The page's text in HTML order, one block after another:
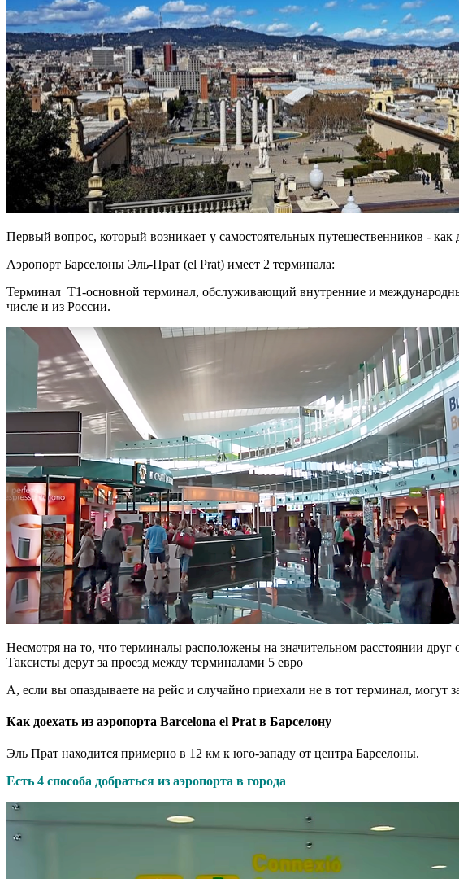
Первый вопрос, который возникает у самостоятельных путешественников - как
Аэропорт Барселоны Эль-Прат (el Prat) имеет 2 терминала:
Терминал Т1-основной терминал, обслуживающий внутренние и
числе и из России.
Несмотря на то, что терминалы расположены на значительном расстоянии
Таксисты дерут за проезд между терминалами 5 евро
А, если вы опаздываете на рейс и случайно приехали не в тот терминал, могут
Как доехать из аэропорта Barcelona el Prat в Барселону
Эль Прат находится примерно в 12 км к юго-западу от центра Барселоны.
Есть 4 способа добраться из аэропорта в города